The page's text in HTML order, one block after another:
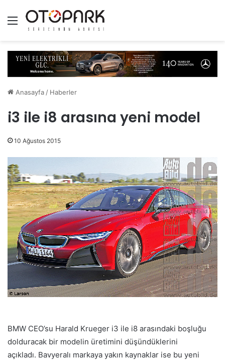
Menü
Anasayfa / Haberler
i3 ile i8 arasına yeni model
10 Ağustos 2015
BMW CEO’su Harald Krueger i3 ile i8 arasındaki boşluğu
dolduracak bir modelin üretimini düşündüklerini
açıkladı. Bavyeralı markaya yakın kaynaklar ise bu yeni